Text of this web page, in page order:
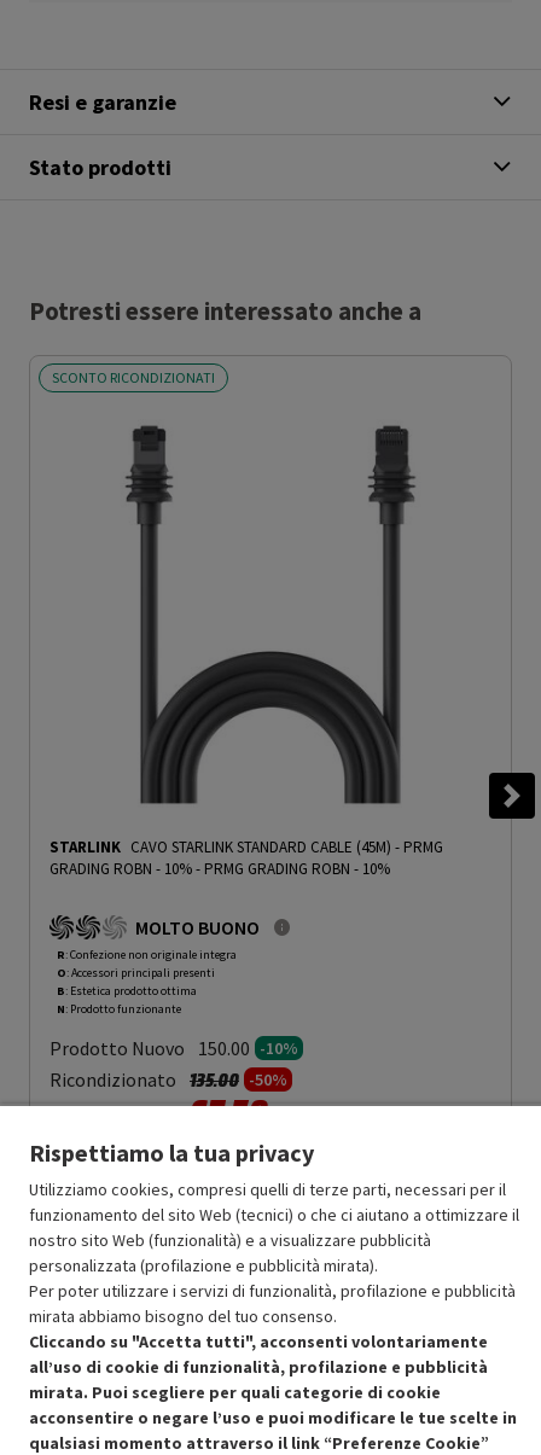
Resi e garanzie
Stato prodotti
Potresti essere interessato anche a
SCONTO RICONDIZIONATI
STARLINK CAVO STARLINK STANDARD CABLE (45M) - PRMG
GRADING ROBN - 10%- PRMG GRADING ROBN - 10%
MOLTO BUONO
R: Confezione non originale integra
O: Accessori principali presenti
B: Estetica prodotto ottima
N: Prodotto funzionante
Prodotto Nuovo 150.00 -10%
Ricondizionato Prezzo ridotto da
135.00a-50%
In Promozione 67.50
Aggiungi al carrello
SCONTO RICONDIZIONATI
Approfitta dello sconto del 50% sul prodotto ricondizionato.
Rispettiamo la tua privacy
Utilizziamo cookies, compresi quelli di terze parti, necessari per il
funzionamento del sito Web (tecnici) o che ci aiutano a ottimizzare il
nostro sito Web (funzionalità) e a visualizzare pubblicità
personalizzata (profilazione e pubblicità mirata).
Per poter utilizzare i servizi di funzionalità, profilazione e pubblicità
mirata abbiamo bisogno del tuo consenso.
Cliccando su "Accetta tutti", acconsenti volontariamente
all’uso di cookie di funzionalità, profilazione e pubblicità
mirata. Puoi scegliere per quali categorie di cookie
acconsentire o negare l’uso e puoi modificare le tue scelte in
qualsiasi momento attraverso il link “Preferenze Cookie”